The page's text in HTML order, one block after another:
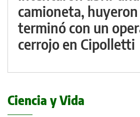
camioneta,
terminó con un
cerrojo en Cipolletti
Ciencia y Vida